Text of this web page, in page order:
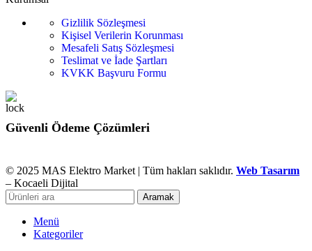
Gizlilik Sözleşmesi
Kişisel Verilerin Korunması
Mesafeli Satış Sözleşmesi
Teslimat ve İade Şartları
KVKK Başvuru Formu
Güvenli Ödeme Çözümleri
© 2025 MAS Elektro Market | Tüm hakları saklıdır. Web Tasarım
– Kocaeli Dijital
Aramak
Menü
Kategoriler